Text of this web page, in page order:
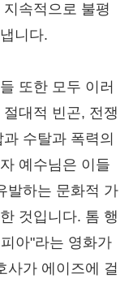
속적으로 불평
니다.
또한 모두 이러
대적 빈곤, 전쟁
수탈과 폭력의
예수님은 이들
발하는 문화적 가
것입니다. 톰 행
아"라는 영화가
사가 에이즈에 걸